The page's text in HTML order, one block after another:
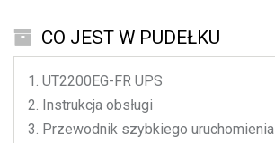
CO JEST W PUDEŁKU
UT2200EG-FR UPS
Instrukcja obsługi
Przewodnik szybkiego uruchomienia